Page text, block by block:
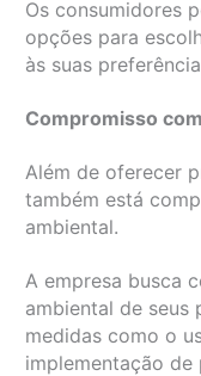
Os consumidores
opções para
às suas
Compromisso
Além de oferecer
também está
ambiental.
A empresa busca
ambiental de seus
medidas como o
implementação